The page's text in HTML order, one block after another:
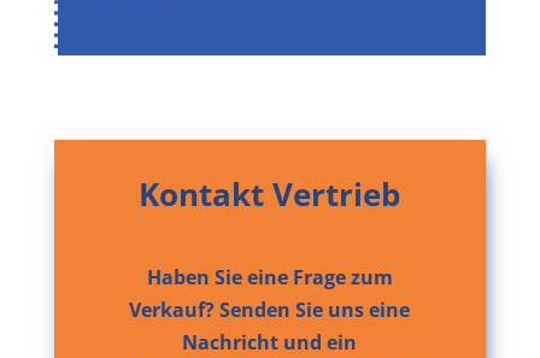
Kontakt Vertrieb
Haben Sie eine Frage zum
Verkauf? Senden Sie uns eine
Nachricht und ein